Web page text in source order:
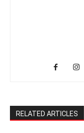
RELATED ARTICLES